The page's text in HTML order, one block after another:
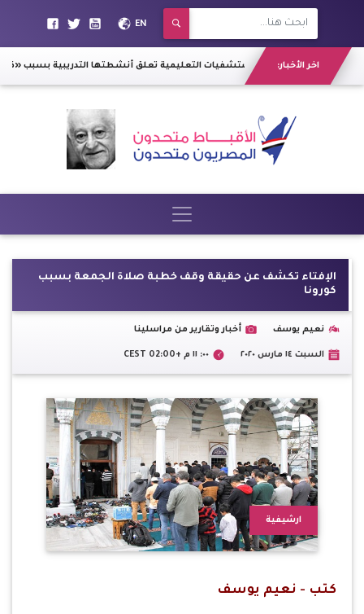
EN
اخر الأخبار: المستشفيات التعليمية تعلق أنشطتها التدريبية بسبب
الإفتاء تكشف عن حقيقة وقف خطبة صلاة الجمعة بسبب
كورونا
نعيم يوسف أخبار وتقارير من مراسلينا
السبت ١٤ مارس ٢٠٢٠ ٠٠: ١١ م +02:00 CEST
ارشيفية
كتب - نعيم يوسف